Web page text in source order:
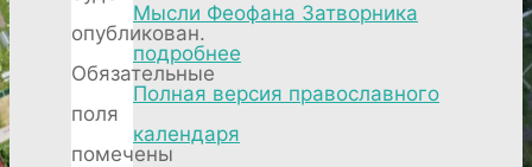
опубликован.
Обязательные
поля
помечены
Мысли Феофана Затворника
подробнее
Полная версия православного
календаря